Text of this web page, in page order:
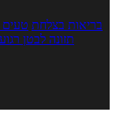
בריאות בצלחת טעים
תזונה לבטן